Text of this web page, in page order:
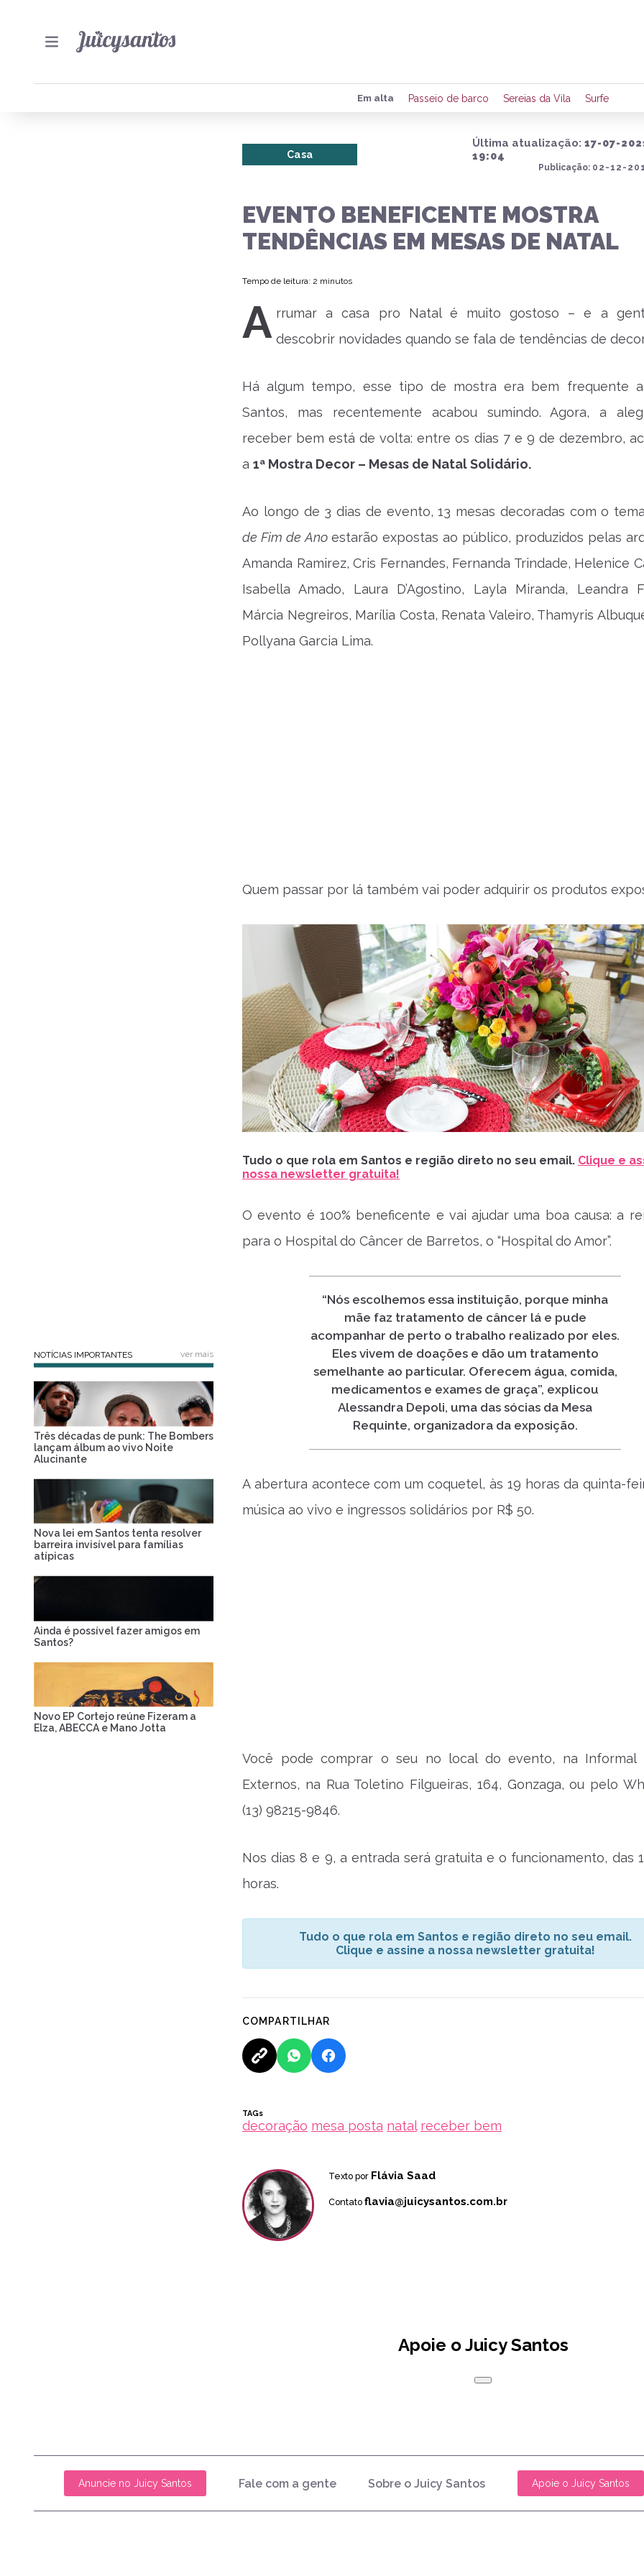
Preencha seus dados para
de eventos e notícias da
Em alta Passeio de barco Sereias da Vila Surfe
Última atualização: 17-07-
19:04
Publicação: 02-12-
Casa
EVENTO BENEFICENTE MOSTRA
TENDÊNCIAS EM MESAS DE NATAL
Tempo de leitura: 2 minutos
A rrumar a casa pro Natal é muito gostoso – e a
descobrir novidades quando se fala de tendências de
Há algum tempo, esse tipo de mostra era bem frequente
Santos, mas recentemente acabou sumindo. Agora, a
receber bem está de volta: entre os dias 7 e 9 de dezembro,
a 1ª Mostra Decor – Mesas de Natal Solidário.
Ao longo de 3 dias de evento, 13 mesas decoradas com o
de Fim de Ano estarão expostas ao público, produzidos pelas
Amanda Ramirez, Cris Fernandes, Fernanda Trindade, Helenice
Isabella Amado, Laura D’Agostino, Layla Miranda, Leandra
Márcia Negreiros, Marília Costa, Renata Valeiro, Thamyris
Pollyana Garcia Lima.
Quem passar por lá também vai poder adquirir os produtos
Tudo o que rola em Santos e região direto no seu email. Clique e
nossa newsletter gratuita!
O evento é 100% beneficente e vai ajudar uma boa causa: a
para o Hospital do Câncer de Barretos, o “Hospital do Amor”.
“Nós escolhemos essa instituição, porque minha
mãe faz tratamento de câncer lá e pude
acompanhar de perto o trabalho realizado por eles.
Eles vivem de doações e dão um tratamento
semelhante ao particular. Oferecem água, comida,
medicamentos e exames de graça”, explicou
Alessandra Depoli, uma das sócias da Mesa
Requinte, organizadora da exposição.
A abertura acontece com um coquetel, às 19 horas da quinta-
música ao vivo e ingressos solidários por R$ 50.
Você pode comprar o seu no local do evento, na Informal
Externos, na Rua Toletino Filgueiras, 164, Gonzaga, ou pelo
(13) 98215-9846.
Nos dias 8 e 9, a entrada será gratuita e o funcionamento, das
horas.
Tudo o que rola em Santos e região direto no seu email.
Clique e assine a nossa newsletter gratuita!
COMPARTILHAR
TAGs
decoração mesa posta natal receber bem
Texto por Flávia Saad
Contato flavia@juicysantos.com.br
NOTÍCIAS IMPORTANTES ver mais
Três décadas de punk: The Bombers
lançam álbum ao vivo Noite
Alucinante
Nova lei em Santos tenta resolver
barreira invisível para famílias
atípicas
Ainda é possível fazer amigos em
Santos?
Novo EP Cortejo reúne Fizeram a
Elza, ABECCA e Mano Jotta
Apoie o Juicy Santos
Anuncie no Juicy Santos Fale com a gente Sobre o Juicy Santos Apoie o Juicy Santos